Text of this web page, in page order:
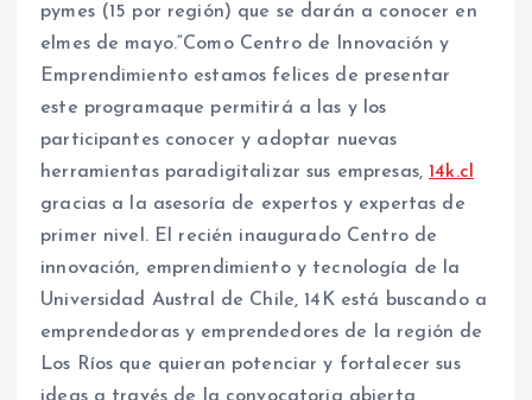
pymes (15 por región) que se darán a conocer en
elmes de mayo.“Como Centro de Innovación y
Emprendimiento estamos felices de presentar
este programaque permitirá a las y los
participantes conocer y adoptar nuevas
herramientas paradigitalizar sus empresas,14k.cl
gracias a la asesoría de expertos y expertas de
primer nivel. El recién inaugurado Centro de
innovación, emprendimiento y tecnología de la
Universidad Austral de Chile, 14K está buscando a
emprendedoras y emprendedores de la región de
Los Ríos que quieran potenciar y fortalecer sus